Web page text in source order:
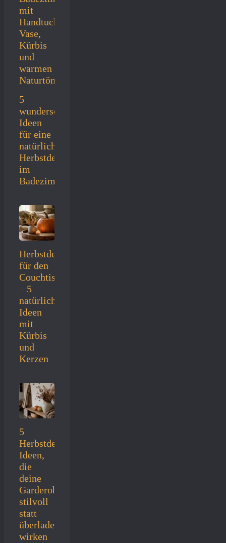
5
wunderschöne
Ideen
für eine
natürliche
Herbstdeko
im
Badezimmer
Herbstdeko
für den
Couchtisch
– 5
natürliche
Ideen
mit
Kürbis
und
Kerzen
5
Herbstdeko-
Ideen,
die
deine
Garderobe
stilvoll
statt
überladen
wirken